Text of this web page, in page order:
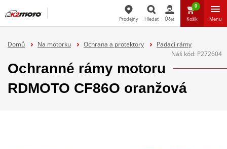
Hledat
Prodejny Hledat Účet
0
Košík Menu
Domů Na motorku Ochrana a protektory
Padací rámy
Náš kód: P272604
Ochranné rámy motoru
RDMOTO CF86O oranžová